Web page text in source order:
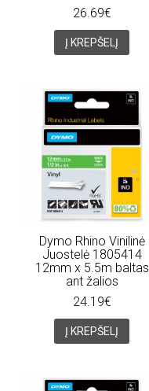
26.69€
Į KREPŠELĮ
Dymo Rhino Vinilinė
Juostelė 1805414
12mm x 5.5m baltas
ant žalios
24.19€
Į KREPŠELĮ